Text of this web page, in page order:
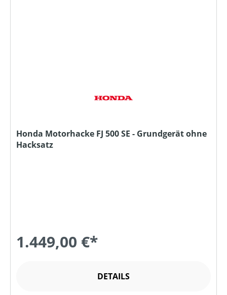
Honda Motorhacke FJ 500 SE - Grundgerät ohne
Hacksatz
1.449,00 €*
DETAILS